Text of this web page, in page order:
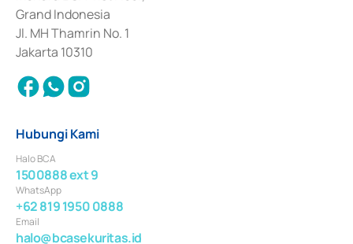
Surat Berharga Komersial yang izinnya diterbitkan pada tahun 2018.
Grand Indonesia
Jl. MH Thamrin No. 1
Jakarta 10310
Hubungi Kami
Halo BCA
1500888 ext 9
WhatsApp
+62 819 1950 0888
Email
halo@bcasekuritas.id